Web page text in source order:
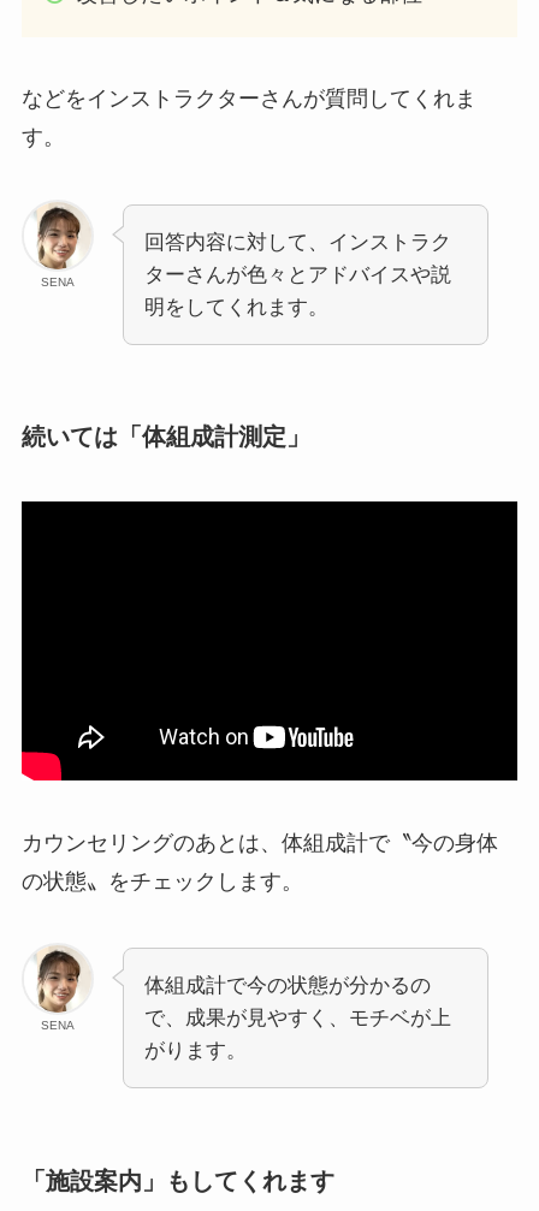
などをインストラクターさんが質問してくれま
す。
SENA
回答内容に対して、インストラク
ターさんが色々とアドバイスや説
明をしてくれます。
続いては「体組成計測定」
カウンセリングのあとは、体組成計で〝今の身体
の状態〟をチェックします。
SENA
体組成計で今の状態が分かるの
で、成果が見やすく、モチベが上
がります。
「施設案内」もしてくれます